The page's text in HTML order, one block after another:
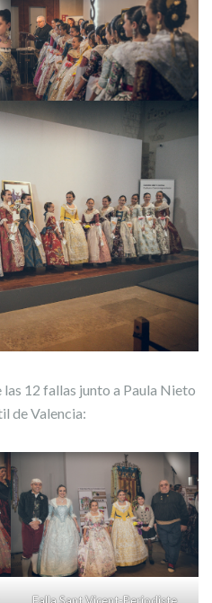
12 fallas junto a Paula Nieto
de Valencia: